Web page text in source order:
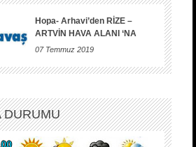
Hopa- Arhavi’den RİZE –
ARTVİN HAVA ALANI ‘NA
07 Temmuz 2019
DURUMU